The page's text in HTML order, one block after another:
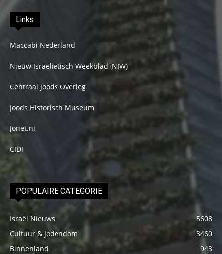
Links
Maccabi Nederland
Nieuw Israelietisch Weekblad (NIW)
Centraal Joods Overleg
Joods Historisch Museum
Jonet.nl
CIDI
POPULAIRE CATEGORIE
Israël Nieuws
5608
Cultuur & Jodendom
3460
Binnenland
943